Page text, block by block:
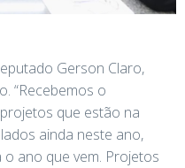
Gerson Claro,
“Recebemos o
que estão na
ainda neste ano,
ano que vem. Projetos